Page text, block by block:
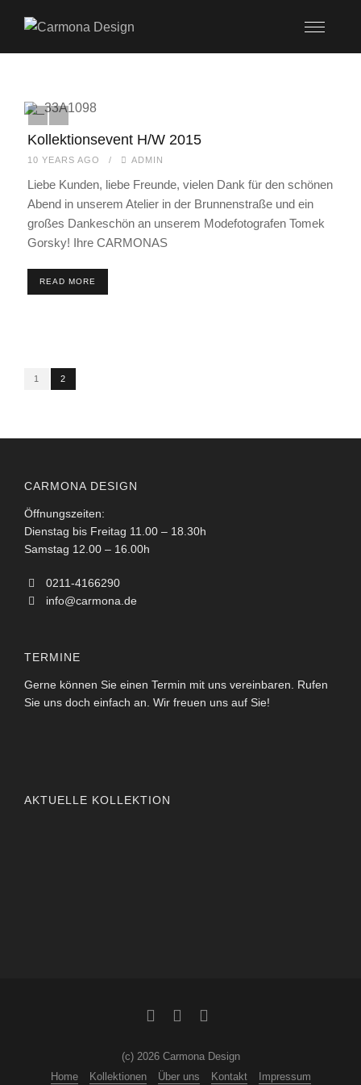
Kollektionsevent H/W 2015
10 YEARS AGO / ADMIN
Liebe Kunden, liebe Freunde, vielen Dank für den schönen
Abend in unserem Atelier in der Brunnenstraße und ein
großes Dankeschön an unserem Modefotografen Tomek
Gorsky! Ihre CARMONAS
READ MORE
1 2
CARMONA DESIGN
Öffnungszeiten:
Dienstag bis Freitag 11.00 – 18.30h
Samstag 12.00 – 16.00h
0211-4166290
info@carmona.de
TERMINE
Gerne können Sie einen Termin mit uns vereinbaren. Rufen
Sie uns doch einfach an. Wir freuen uns auf Sie!
AKTUELLE KOLLEKTION
(c) 2026 Carmona Design
Home
Kollektionen Über uns Kontakt Impressum